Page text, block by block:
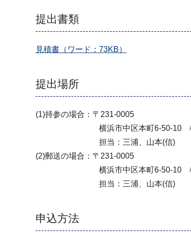
提出書類
見積書（ワード：73KB）
提出場所
(1)持参の場合：〒231-0005
横浜市中区本町6-50‐10 横浜
担当：三浦、山本(信)
(2)郵送の場合：〒231-0005
横浜市中区本町6-50‐10 横浜
担当：三浦、山本(信)
申込方法